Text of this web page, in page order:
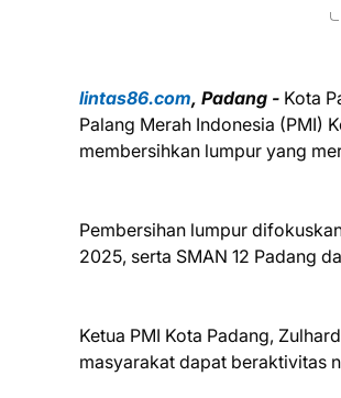
lintas86.com, Padang - Kota
Palang Merah Indonesia (PMI)
membersihkan lumpur yang
Pembersihan lumpur
2025, serta SMAN 12 Padang
Ketua PMI Kota Padang,
masyarakat dapat beraktivitas